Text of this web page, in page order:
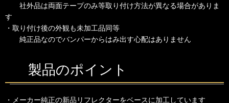
社外品は両面テープのみ等取り付け方法が異なる場合がありま
す
・取り付け後の外観も未加工品同等
純正品なのでバンパーからはみ出す心配はありません
製品のポイント
・メーカー純正の新品リフレクターをベースに加工しています